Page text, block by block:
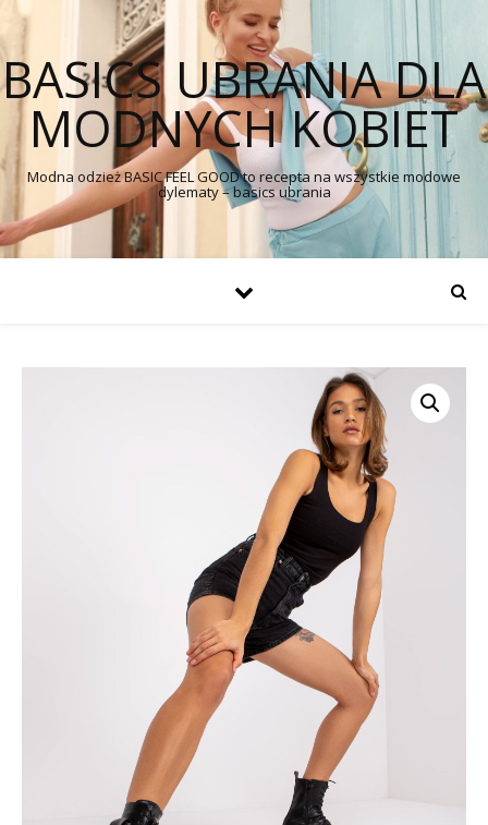
BASICS UBRANIA DLA
MODNYCH KOBIET
Modna odzież BASIC FEEL GOOD to recepta na wszystkie modowe
dylematy – basics ubrania